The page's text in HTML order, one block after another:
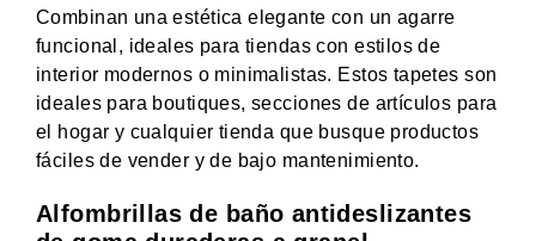
Combinan una estética elegante con un agarre
funcional, ideales para tiendas con estilos de
interior modernos o minimalistas. Estos tapetes son
ideales para boutiques, secciones de artículos para
el hogar y cualquier tienda que busque productos
fáciles de vender y de bajo mantenimiento.
Alfombrillas de baño antideslizantes